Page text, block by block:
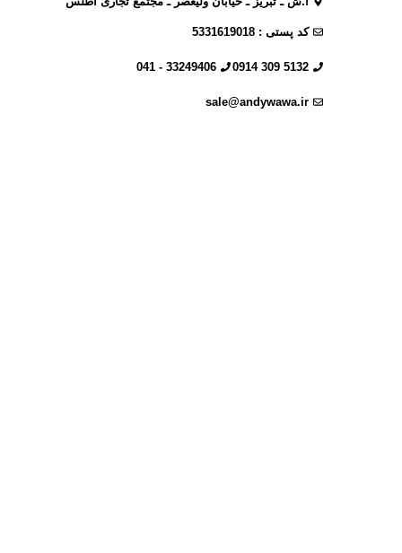
کد پستی : 5331619018
5132 309 0914
33249406 - 041
sale@andywawa.ir